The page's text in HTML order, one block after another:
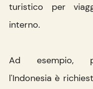
turistico per
interno.
Ad esempio,
l'Indonesia è